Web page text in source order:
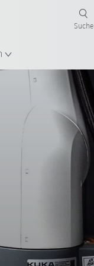
Suche